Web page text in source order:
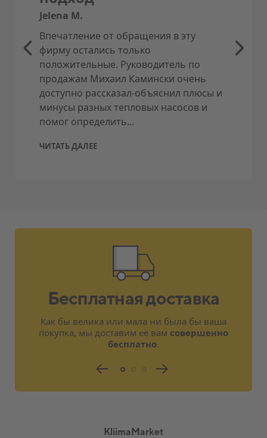
Jelena M.
Впечатление от обращения в эту
фирму остались только
положительные. Руководитель по
продажам Михаил Камински очень
доступно рассказал-объяснил плюсы и
минусы разных тепловых насосов и
помог определить...
ЧИТАТЬ ДАЛЕЕ
Бесплатная доставка
Как бы велика или мала ни была бы ваша
покупка, мы доставим её вам совершенно
бесплатно.
KliimaMarket